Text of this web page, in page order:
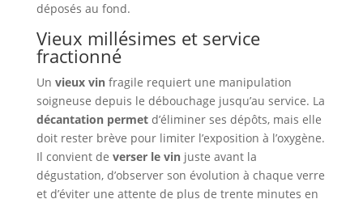
déposés au fond.
Vieux millésimes et service
fractionné
Un vieux vinfragile requiert une manipulation
soigneuse depuis le débouchage jusqu’au service. La
décantation permetd’éliminer ses dépôts, mais elle
doit rester brève pour limiter l’exposition à l’oxygène.
Il convient de verser le vinjuste avant la
dégustation, d’observer son évolution à chaque verre
et d’éviter une attente de plus de trente minutes en